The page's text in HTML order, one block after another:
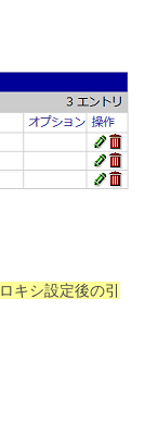
キシ設定後の引